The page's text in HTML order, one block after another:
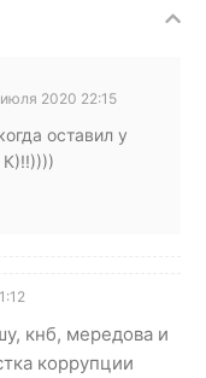
июля 2020 22:15
оставил у
К)!!))))
кнб, мередова и
коррупции